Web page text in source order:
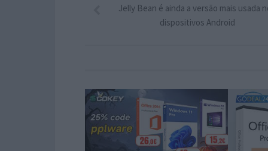
Jelly Bean é ainda a versão mais usada
dispositivos Android